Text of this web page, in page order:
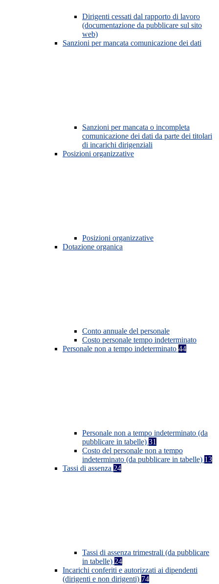
Dirigenti cessati dal rapporto di lavoro
(documentazione da pubblicare sul sito
web)
Sanzioni per mancata comunicazione dei dati
Sanzioni per mancata o incompleta
comunicazione dei dati da parte dei titolari
di incarichi dirigenziali
Posizioni organizzative
Posizioni organizzative
Dotazione organica
Conto annuale del personale
Costo personale tempo indeterminato
Personale non a tempo indeterminato 44
Personale non a tempo indeterminato (da
pubblicare in tabelle) 31
Costo del personale non a tempo
indeterminato (da pubblicare in tabelle) 13
Tassi di assenza 24
Tassi di assenza trimestrali (da pubblicare
in tabelle) 24
Incarichi conferiti e autorizzati ai dipendenti
(dirigenti e non dirigenti) 74